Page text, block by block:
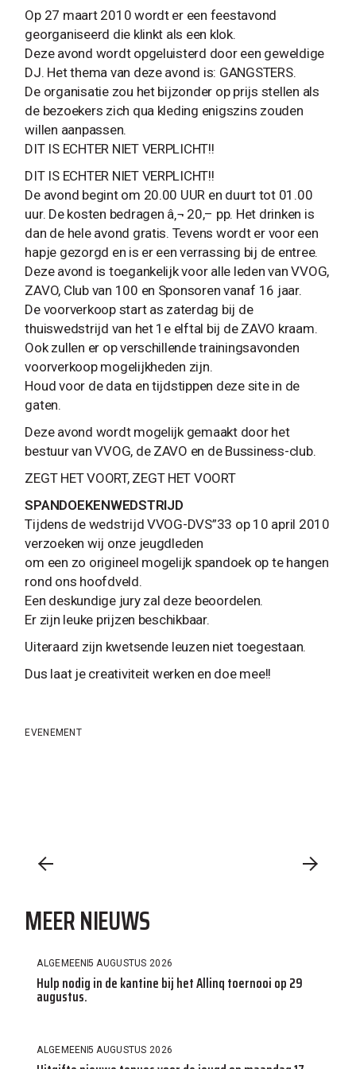
Op 27 maart 2010 wordt er een feestavond
georganiseerd die klinkt als een klok.
Deze avond wordt opgeluisterd door een geweldige
DJ. Het thema van deze avond is: GANGSTERS.
De organisatie zou het bijzonder op prijs stellen als
de bezoekers zich qua kleding enigszins zouden
willen aanpassen.
DIT IS ECHTER NIET VERPLICHT!!
DIT IS ECHTER NIET VERPLICHT!!
De avond begint om 20.00 UUR en duurt tot 01.00
uur. De kosten bedragen â‚¬ 20,– pp. Het drinken is
dan de hele avond gratis. Tevens wordt er voor een
hapje gezorgd en is er een verrassing bij de entree.
Deze avond is toegankelijk voor alle leden van VVOG,
ZAVO, Club van 100 en Sponsoren vanaf 16 jaar.
De voorverkoop start as zaterdag bij de
thuiswedstrijd van het 1e elftal bij de ZAVO kraam.
Ook zullen er op verschillende trainingsavonden
voorverkoop mogelijkheden zijn.
Houd voor de data en tijdstippen deze site in de
gaten.
Deze avond wordt mogelijk gemaakt door het
bestuur van VVOG, de ZAVO en de Bussiness-club.
ZEGT HET VOORT, ZEGT HET VOORT
SPANDOEKENWEDSTRIJD
Tijdens de wedstrijd VVOG-DVS”33 op 10 april 2010
verzoeken wij onze jeugdleden
om een zo origineel mogelijk spandoek op te hangen
rond ons hoofdveld.
Een deskundige jury zal deze beoordelen.
Er zijn leuke prijzen beschikbaar.
Uiteraard zijn kwetsende leuzen niet toegestaan.
Dus laat je creativiteit werken en doe mee!!
EVENEMENT
MEER NIEUWS
ALGEMEEN5 AUGUSTUS 2026
Hulp nodig in de kantine bij het Allinq toernooi op 29
augustus.
ALGEMEEN5 AUGUSTUS 2026